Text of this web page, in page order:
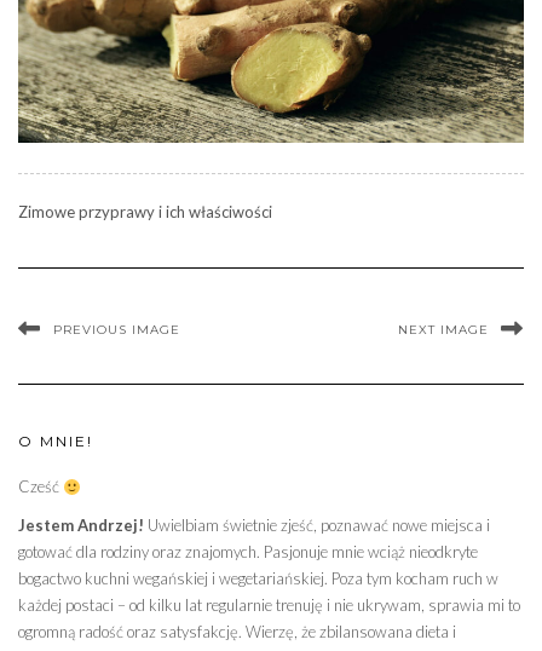
Zimowe przyprawy i ich właściwości
PREVIOUS IMAGE NEXT IMAGE
O MNIE!
Cześć
Jestem Andrzej! Uwielbiam świetnie zjeść, poznawać nowe miejsca i
gotować dla rodziny oraz znajomych. Pasjonuje mnie wciąż nieodkryte
bogactwo kuchni wegańskiej i wegetariańskiej. Poza tym kocham ruch w
każdej postaci – od kilku lat regularnie trenuję i nie ukrywam, sprawia mi to
ogromną radość oraz satysfakcję. Wierzę, że zbilansowana dieta i